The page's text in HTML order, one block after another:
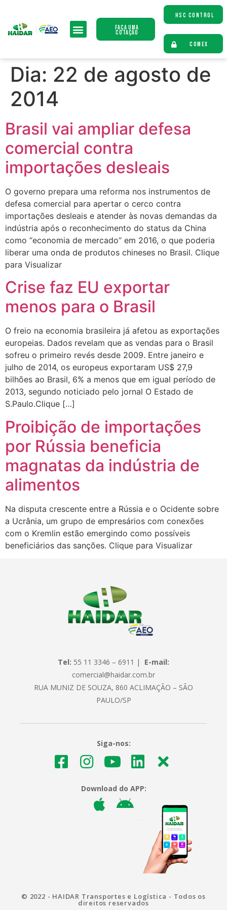
Faça uma
Cotação
HSC CONTROL
COMEX
Dia: 22 de agosto de
2014
Brasil vai ampliar defesa
comercial contra
importações desleais
O governo prepara uma reforma nos instrumentos de
defesa comercial para apertar o cerco contra
importações desleais e atender às novas demandas da
indústria após o reconhecimento do status da China
como “economia de mercado” em 2016, o que poderia
liberar uma onda de produtos chineses no Brasil. Clique
para Visualizar
Crise faz EU exportar
menos para o Brasil
O freio na economia brasileira já afetou as exportações
europeias. Dados revelam que as vendas para o Brasil
sofreu o primeiro revés desde 2009. Entre janeiro e
julho de 2014, os europeus exportaram US$ 27,9
bilhões ao Brasil, 6% a menos que em igual período de
2013, segundo noticiado pelo jornal O Estado de
S.Paulo.Clique […]
Proibição de importações
por Rússia beneficia
magnatas da indústria de
alimentos
Na disputa crescente entre a Rússia e o Ocidente sobre
a Ucrânia, um grupo de empresários com conexões
com o Kremlin estão emergindo como possíveis
beneficiários das sanções. Clique para Visualizar
Tel: 55 11 3346 – 6911 | E-mail:
comercial@haidar.com.br
RUA MUNIZ DE SOUZA, 860 ACLIMAÇÃO – SÃO
PAULO/SP
Siga-nos:
Download do APP:
© 2022 - HAIDAR Transportes e Logística - Todos os
direitos reservados